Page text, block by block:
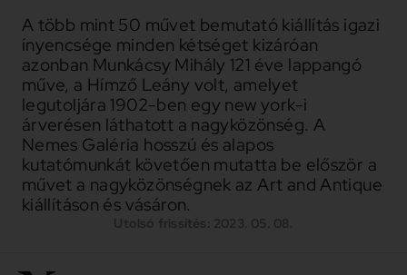
A több mint 50 művet bemutató kiállítás igazi
ínyencsége minden kétséget kizáróan
azonban Munkácsy Mihály 121 éve lappangó
műve, a Hímző Leány volt, amelyet
legutoljára 1902-ben egy new york-i
árverésen láthatott a nagyközönség. A
Nemes Galéria hosszú és alapos
kutatómunkát követően mutatta be először a
művet a nagyközönségnek az Art and Antique
kiállításon és vásáron.